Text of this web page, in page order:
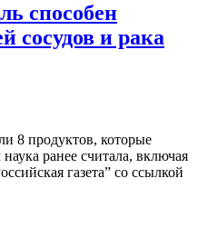
способен
сосудов и рака
8 продуктов, которые
ранее считала, включая
газета” со ссылкой